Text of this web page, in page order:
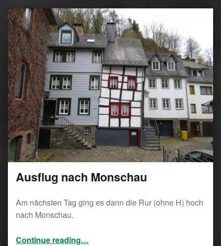
Ausflug nach Monschau
Am nächsten Tag ging es dann die Rur (ohne H) hoch
nach Monschau.
Continue reading…